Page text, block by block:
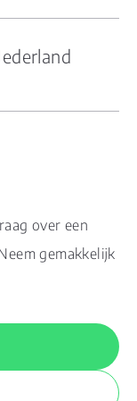
over een
gemakkelijk